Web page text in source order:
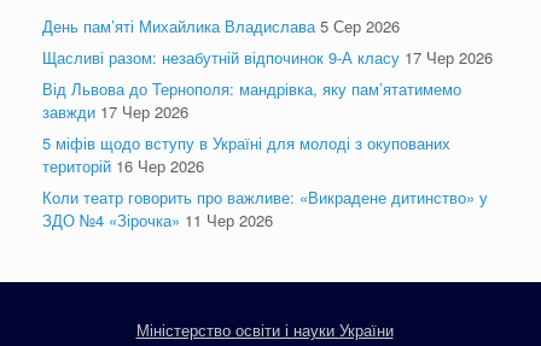
День пам’яті Михайлика Владислава 5 Сер 2026
Щасливі разом: незабутній відпочинок 9-А класу 17 Чер 2026
Від Львова до Тернополя: мандрівка, яку пам’ятатимемо
завжди 17 Чер 2026
5 міфів щодо вступу в Україні для молоді з окупованих
територій 16 Чер 2026
Коли театр говорить про важливе: «Викрадене дитинство» у
ЗДО №4 «Зірочка» 11 Чер 2026
Міністерство освіти і науки України